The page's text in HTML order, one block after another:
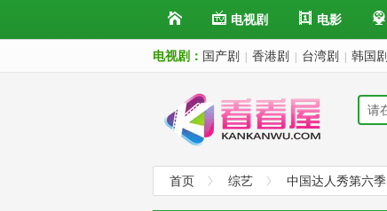
电视剧 电影
电视剧： 国产剧 香港剧 台湾剧 韩国剧
首页 综艺 中国达人秀第六季